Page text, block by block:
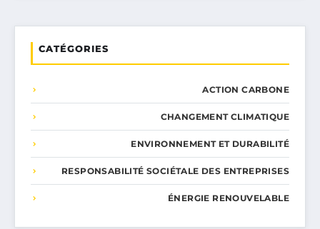
CATÉGORIES
ACTION CARBONE
CHANGEMENT CLIMATIQUE
ENVIRONNEMENT ET DURABILITÉ
RESPONSABILITÉ SOCIÉTALE DES ENTREPRISES
ÉNERGIE RENOUVELABLE